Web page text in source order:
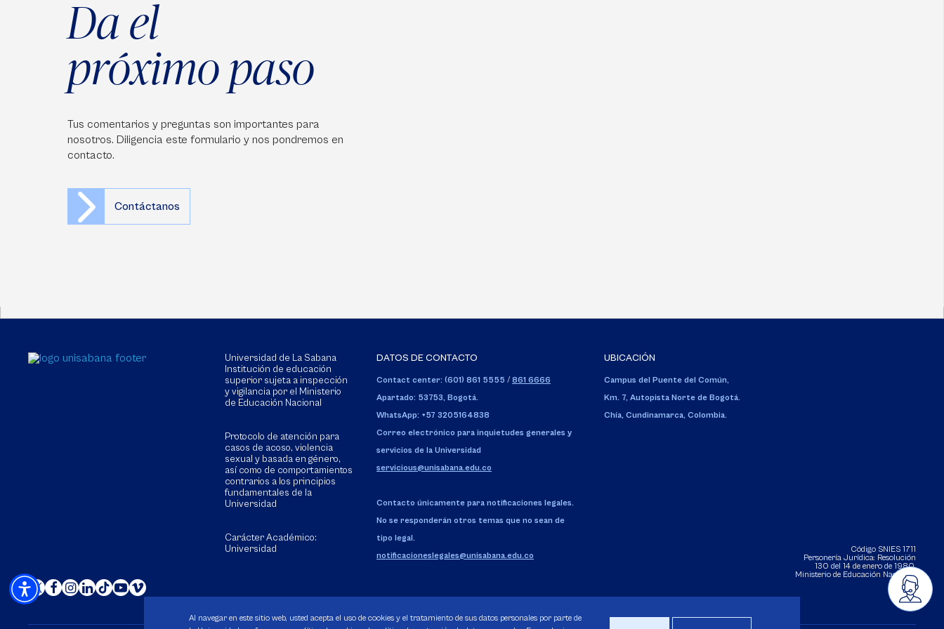
Da el
próximo paso
Tus comentarios y preguntas son importantes para
nosotros. Diligencia este formulario y nos pondremos en
contacto.
Contáctanos
Universidad de La Sabana
Institución de educación
superior sujeta a inspección
y vigilancia por el Ministerio
de Educación Nacional
Protocolo de atención para
casos de acoso, violencia
sexual y basada en género,
así como de comportamientos
contrarios a los principios
fundamentales de la
Universidad
Carácter Académico:
Universidad
DATOS DE CONTACTO
Contact center: (601) 861 5555 / 861 6666
Apartado: 53753, Bogotá.
WhatsApp: +57 3205164838
Correo electrónico para inquietudes generales y
servicios de la Universidad
servicious@unisabana.edu.co
Contacto únicamente para notificaciones legales.
No se responderán otros temas que no sean de
tipo legal.
notificacioneslegales@unisabana.edu.co
UBICACIÓN
Campus del Puente del Común,
Km. 7, Autopista Norte de Bogotá.
Chía, Cundinamarca, Colombia.
Código SNIES 1711
Personería Jurídica: Resolución
130 del 14 de enero de 1980.
Ministerio de Educación Nacional.
Al navegar en este sitio web, usted acepta el uso de cookies y el tratamiento de sus datos personales por parte de